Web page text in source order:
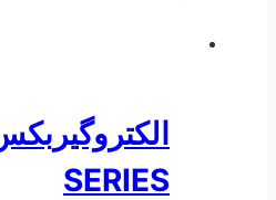
SERIES